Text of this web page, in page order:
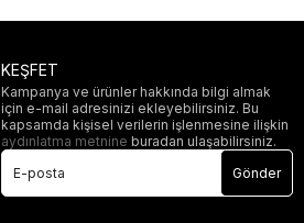
KEŞFET
Kampanya ve ürünler hakkında bilgi almak
için e-mail adresinizi ekleyebilirsiniz. Bu
kapsamda kişisel verilerin işlenmesine ilişkin
aydınlatma metnineburadan ulaşabilirsiniz.
Gönder